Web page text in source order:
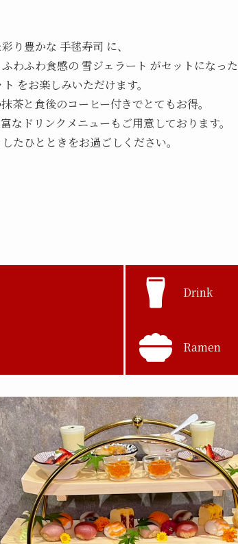
り豊かな 手毬寿司 に、
わふわ食感の 雪ジェラート がセットになった
をお楽しみいただけます。
茶と食後のコーヒー付きでとてもお得。
なドリンクメニューもご用意しております。
たひとときをお過ごしください。
Drink
Ramen